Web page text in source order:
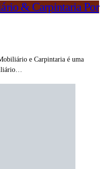
& Carpintaria Por
e Carpintaria é uma